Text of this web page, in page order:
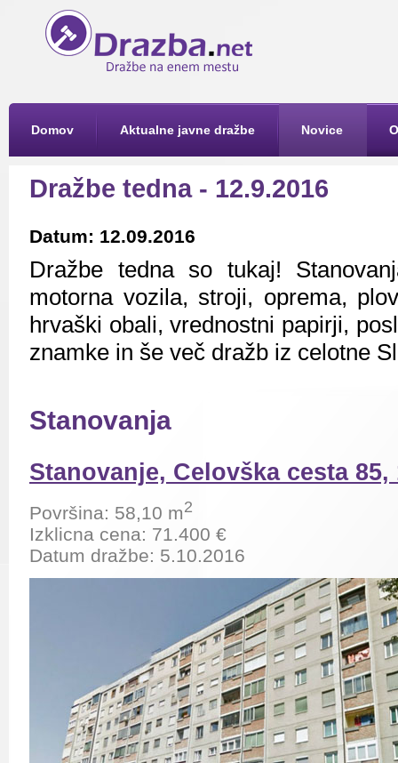
Domov Aktualne javne dražbe Novice
Dražbe tedna - 12.9.2016
Datum: 12.09.2016
Dražbe tedna so tukaj!
motorna vozila, stroji, oprema,
hrvaški obali, vrednostni papirji,
znamke in še več dražb iz celotne
Stanovanja
Stanovanje, Celovška cesta
Površina: 58,10 m2
Izklicna cena: 71.400 €
Datum dražbe: 5.10.2016